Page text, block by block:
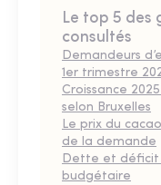
Le top 5 des
consultés
Demandeurs
1er trimestre
Croissance
selon Bruxelles
Le prix du
de la demande
Dette et déficit
budgétaire